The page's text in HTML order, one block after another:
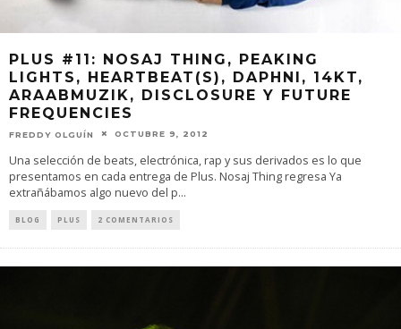
PLUS #11: NOSAJ THING, PEAKING
LIGHTS, HEARTBEAT(S), DAPHNI, 14KT,
ARAABMUZIK, DISCLOSURE Y FUTURE
FREQUENCIES
FREDDY OLGUÍN OCTUBRE 9, 2012
Una selección de beats, electrónica, rap y sus derivados es lo que
presentamos en cada entrega de Plus. Nosaj Thing regresa Ya
extrañábamos algo nuevo del p...
BLOG PLUS 2 COMENTARIOS